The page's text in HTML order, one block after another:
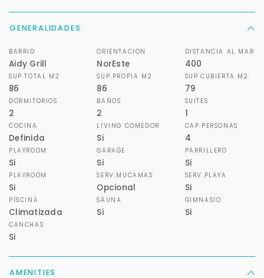
GENERALIDADES
BARRIO
Aidy Grill
ORIENTACION
NorEste
DISTANCIA AL MAR
400
SUP.TOTAL M2
86
SUP.PROPIA M2
86
SUP.CUBIERTA M2
79
DORMITORIOS
2
BAÑOS
2
SUITES
1
COCINA
Definida
LIVING COMEDOR
Si
CAP.PERSONAS
4
PLAYROOM
Si
GARAGE
Si
PARRILLERO
Si
PLAYROOM
Si
SERV.MUCAMAS
Opcional
SERV.PLAYA
Si
PISCINA
Climatizada
SAUNA
Si
GIMNASIO
Si
CANCHAS
Si
AMENITIES
Para responderte